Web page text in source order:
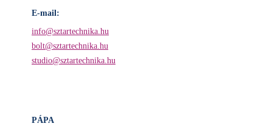
E-mail:
info@sztartechnika.hu
bolt@sztartechnika.hu
studio@sztartechnika.hu
PÁPA